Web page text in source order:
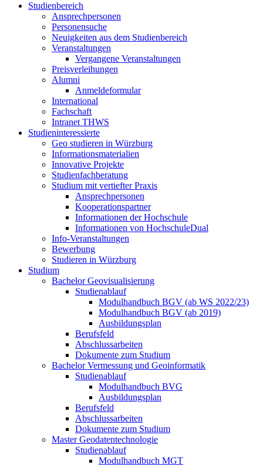
Studienbereich
Ansprechpersonen
Personensuche
Neuigkeiten aus dem Studienbereich
Veranstaltungen
Vergangene Veranstaltungen
Preisverleihungen
Alumni
Anmeldeformular
International
Fachschaft
Intranet THWS
Studieninteressierte
Geo studieren in Würzburg
Informationsmaterialien
Innovative Projekte
Studienfachberatung
Studium mit vertiefter Praxis
Ansprechpersonen
Kooperationspartner
Informationen der Hochschule
Informationen von HochschuleDual
Info-Veranstaltungen
Bewerbung
Studieren in Würzburg
Studium
Bachelor Geovisualisierung
Studienablauf
Modulhandbuch BGV (ab WS 2022/23)
Modulhandbuch BGV (ab 2019)
Ausbildungsplan
Berufsfeld
Abschlussarbeiten
Dokumente zum Studium
Bachelor Vermessung und Geoinformatik
Studienablauf
Modulhandbuch BVG
Ausbildungsplan
Berufsfeld
Abschlussarbeiten
Dokumente zum Studium
Master Geodatentechnologie
Studienablauf
Modulhandbuch MGT